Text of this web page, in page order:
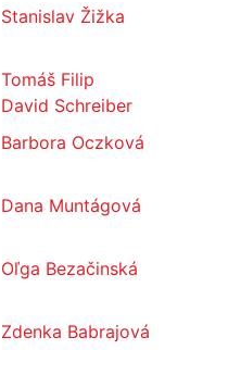
Stanislav Žižka
Tomáš Filip
David Schreiber
Barbora Oczková
Dana Muntágová
Oľga Bezačinská
Zdenka Babrajová